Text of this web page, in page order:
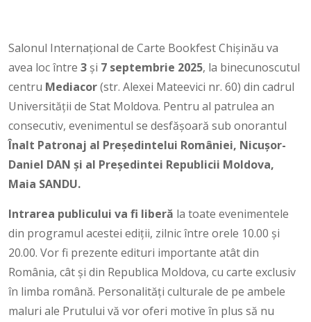
Salonul Internațional de Carte Bookfest Chișinău va
avea loc între 3 și 7 septembrie 2025, la binecunoscutul
centru Mediacor(str. Alexei Mateevici nr. 60) din cadrul
Universității de Stat Moldova. Pentru al patrulea an
consecutiv, evenimentul se desfășoară sub onorantul
Înalt Patronaj al Președintelui României, Nicușor-
Daniel DAN și al Președintei Republicii Moldova,
Maia SANDU.
Intrarea publicului va fi liberă la toate evenimentele
din programul acestei ediții, zilnic între orele 10.00 și
20.00. Vor fi prezente edituri importante atât din
România, cât și din Republica Moldova, cu carte exclusiv
în limba română. Personalități culturale de pe ambele
maluri ale Prutului vă vor oferi motive în plus să nu